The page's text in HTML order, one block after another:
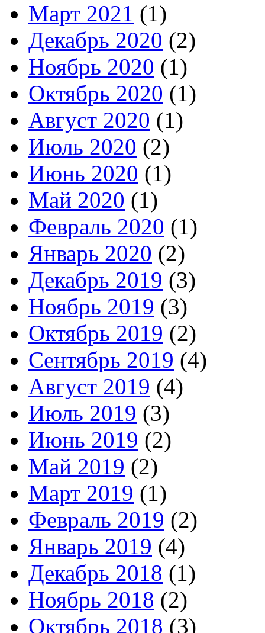
Март 2021 (1)
Декабрь 2020 (2)
Ноябрь 2020 (1)
Октябрь 2020 (1)
Август 2020 (1)
Июль 2020 (2)
Июнь 2020 (1)
Май 2020 (1)
Февраль 2020 (1)
Январь 2020 (2)
Декабрь 2019 (3)
Ноябрь 2019 (3)
Октябрь 2019 (2)
Сентябрь 2019 (4)
Август 2019 (4)
Июль 2019 (3)
Июнь 2019 (2)
Май 2019 (2)
Март 2019 (1)
Февраль 2019 (2)
Январь 2019 (4)
Декабрь 2018 (1)
Ноябрь 2018 (2)
Октябрь 2018 (3)